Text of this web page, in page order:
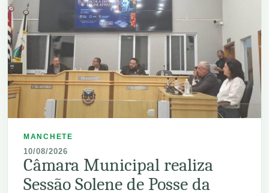
MANCHETE
10/08/2026
Câmara Municipal realiza
Sessão Solene de Posse da